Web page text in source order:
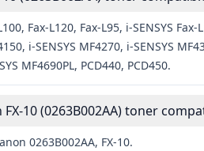
L120, Fax-L95, i-SENSYS Fax-
i-SENSYS MF4270, i-SENSYS
MF4690PL, PCD440, PCD450.
10 (0263B002AA) toner
0263B002AA, FX-10.